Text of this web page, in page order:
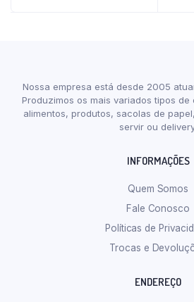
Nossa empresa está desde 2005
Produzimos os mais variados tipos de
alimentos, produtos, sacolas de
servir ou
INFORMAÇÕES
Quem Somos
Fale Conosco
Políticas de
Trocas e
ENDEREÇO